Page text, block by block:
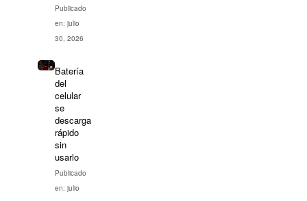
Publicado
en: julio
30, 2026
Batería
del
celular
se
descarga
rápido
sin
usarlo
Publicado
en: julio